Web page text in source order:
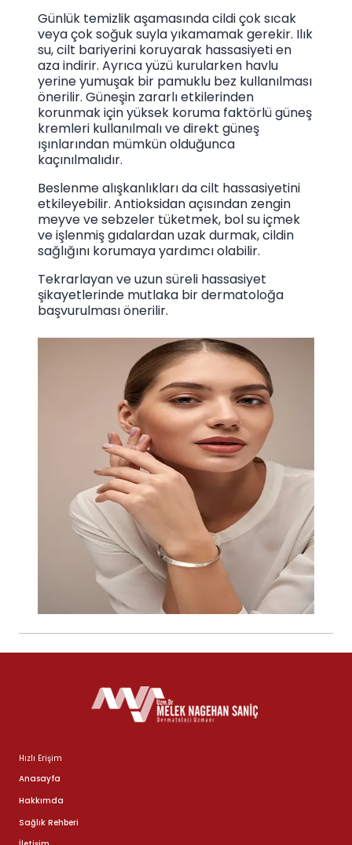
Günlük temizlik aşamasında cildi çok sıcak
veya çok soğuk suyla yıkamamak gerekir. Ilık
su, cilt bariyerini koruyarak hassasiyeti en
aza indirir. Ayrıca yüzü kurularken havlu
yerine yumuşak bir pamuklu bez kullanılması
önerilir. Güneşin zararlı etkilerinden
korunmak için yüksek koruma faktörlü güneş
kremleri kullanılmalı ve direkt güneş
ışınlarından mümkün olduğunca
kaçınılmalıdır.
Beslenme alışkanlıkları da cilt hassasiyetini
etkileyebilir. Antioksidan açısından zengin
meyve ve sebzeler tüketmek, bol su içmek
ve işlenmiş gıdalardan uzak durmak, cildin
sağlığını korumaya yardımcı olabilir.
Tekrarlayan ve uzun süreli hassasiyet
şikayetlerinde mutlaka bir dermatoloğa
başvurulması önerilir.
Hızlı Erişim
Anasayfa
Hakkımda
Sağlık Rehberi